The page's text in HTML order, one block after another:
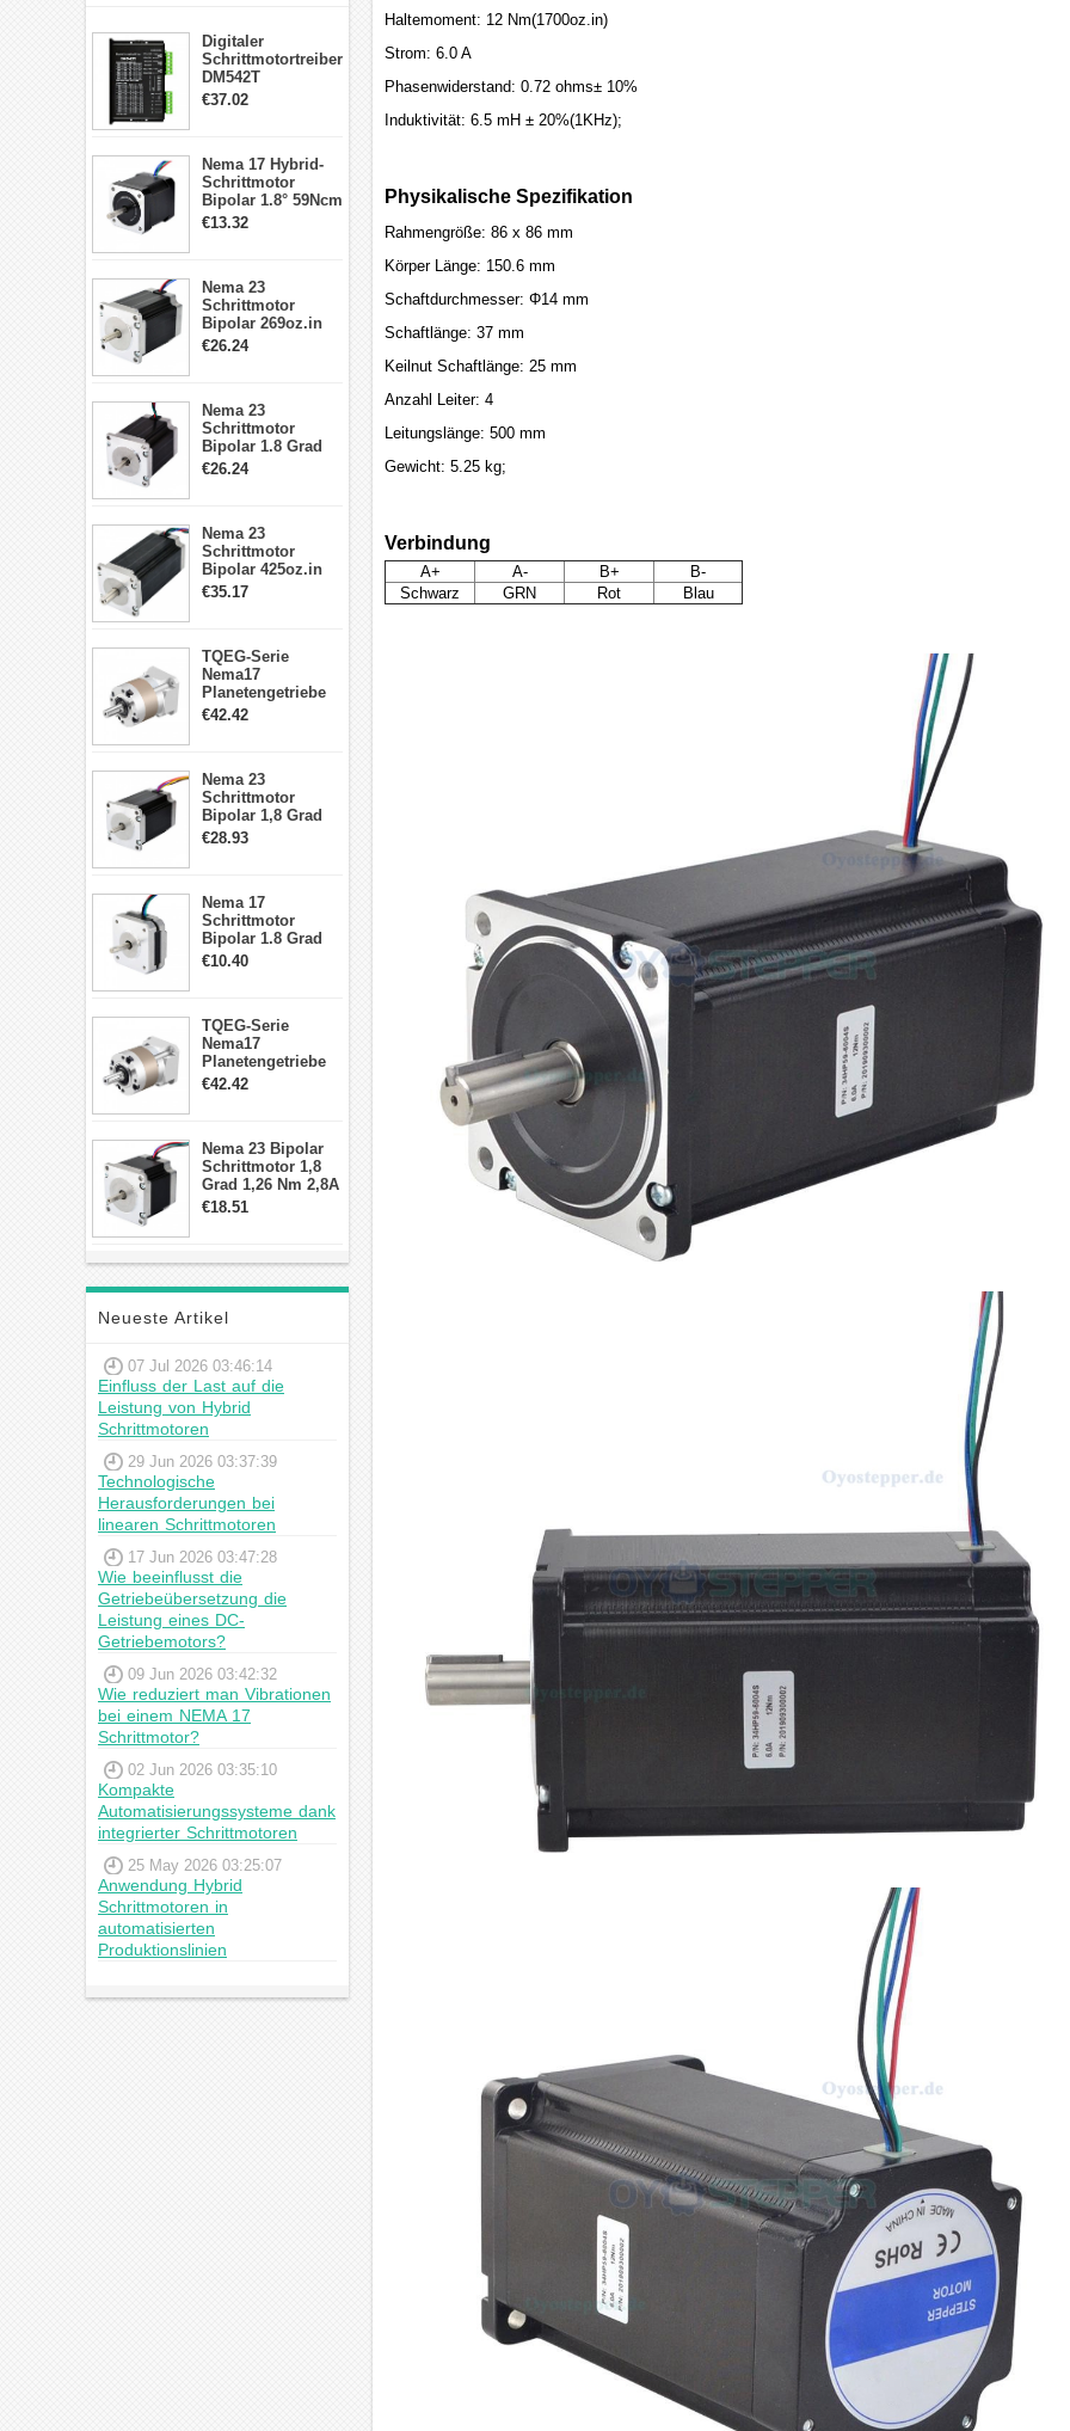
Digitaler
Schrittmotortreiber
DM542T
Schrittmotor
Schrittmotor
€37.02
Nema 17 Hybrid-
Schrittmotor
Bipolar 1.8° 59Ncm
2A 4 Drähte mit 1m
€13.32
Nema 23
Schrittmotor
Bipolar 269oz.in
2,8A 57x57x76mm
€26.24
Nema 23
Schrittmotor
Bipolar 1.8 Grad
1.9Nm 3A 3.36V 4
€26.24
Nema 23
Schrittmotor
Bipolar 425oz.in
4.2A 57x57x114mm
€35.17
TQEG-Serie
Nema17
Planetengetriebe
5:1 Spiel 15Arc-
€42.42
Nema 23
Schrittmotor
Bipolar 1,8 Grad
2,83Nm 4 A 2,26V
€28.93
Nema 17
Schrittmotor
Bipolar 1.8 Grad
8.7Ncm 1A 3.5V 4
€10.40
TQEG-Serie
Nema17
Planetengetriebe
10:1 Spiel 15Arc-
€42.42
Nema 23 Bipolar
Schrittmotor 1,8
Grad 1,26 Nm 2,8A
2,5V 4 Drähte
€18.51
Neueste Artikel
07 Jul 2026 03:46:14
Einfluss der Last auf die
Leistung von Hybrid
Schrittmotoren
29 Jun 2026 03:37:39
Technologische
Herausforderungen bei
linearen Schrittmotoren
17 Jun 2026 03:47:28
Wie beeinflusst die
Getriebeübersetzung die
Leistung eines DC-
Getriebemotors?
09 Jun 2026 03:42:32
Wie reduziert man Vibrationen
bei einem NEMA 17
Schrittmotor?
02 Jun 2026 03:35:10
Kompakte
Automatisierungssysteme dank
integrierter Schrittmotoren
25 May 2026 03:25:07
Anwendung Hybrid
Schrittmotoren in
automatisierten
Produktionslinien
Haltemoment: 12 Nm(1700oz.in)
Strom: 6.0 A
Phasenwiderstand: 0.72 ohms± 10%
Induktivität: 6.5 mH ± 20%(1KHz);
Physikalische Spezifikation
Rahmengröße: 86 x 86 mm
Körper Länge: 150.6 mm
Schaftdurchmesser: Φ14 mm
Schaftlänge: 37 mm
Keilnut Schaftlänge: 25 mm
Anzahl Leiter: 4
Leitungslänge: 500 mm
Gewicht: 5.25 kg;
Verbindung
A+ A- B+
B-
Schwarz
GRN Rot Blau